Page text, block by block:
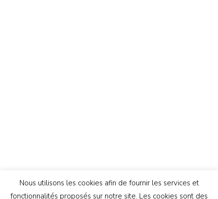
Nous utilisons les cookies afin de fournir les services et
fonctionnalités proposés sur notre site. Les cookies sont des